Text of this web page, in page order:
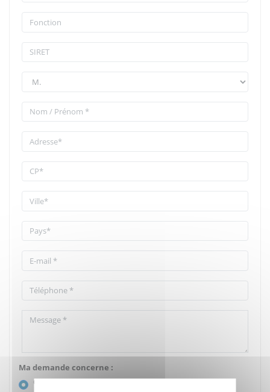
Ma demande concerne :
Ce produit